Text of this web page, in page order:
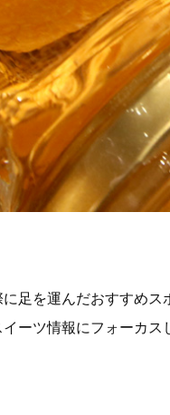
足を運んだおすすめ
ーツ情報にフォーカス